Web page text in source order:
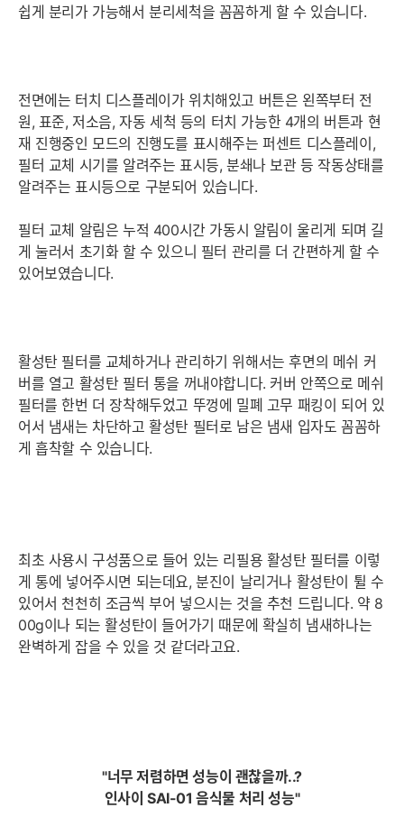
쉽게 분리가 가능해서 분리세척을 꼼꼼하게 할 수 있습니다.
전면에는 터치 디스플레이가 위치해있고 버튼은 왼쪽부터 전
원, 표준, 저소음, 자동 세척 등의 터치 가능한 4개의 버튼과 현
재 진행중인 모드의 진행도를 표시해주는 퍼센트 디스플레이,
필터 교체 시기를 알려주는 표시등, 분쇄나 보관 등 작동상태를
알려주는 표시등으로 구분되어 있습니다.
필터 교체 알림은 누적 400시간 가동시 알림이 울리게 되며 길
게 눌러서 초기화 할 수 있으니 필터 관리를 더 간편하게 할 수
있어보였습니다.
활성탄 필터를 교체하거나 관리하기 위해서는 후면의 메쉬 커
버를 열고 활성탄 필터 통을 꺼내야합니다. 커버 안쪽으로 메쉬
필터를 한번 더 장착해두었고 뚜껑에 밀폐 고무 패킹이 되어 있
어서 냄새는 차단하고 활성탄 필터로 남은 냄새 입자도 꼼꼼하
게 흡착할 수 있습니다.
최초 사용시 구성품으로 들어 있는 리필용 활성탄 필터를 이렇
게 통에 넣어주시면 되는데요, 분진이 날리거나 활성탄이 튈 수
있어서 천천히 조금씩 부어 넣으시는 것을 추천 드립니다. 약 8
00g이나 되는 활성탄이 들어가기 때문에 확실히 냄새하나는
완벽하게 잡을 수 있을 것 같더라고요.
"너무 저렴하면 성능이 괜찮을까..?
인사이 SAI-01 음식물 처리 성능"